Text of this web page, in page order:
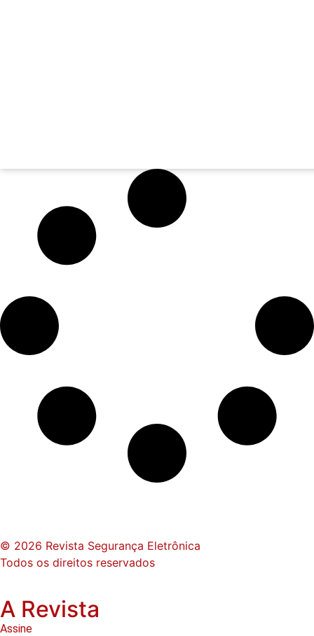
© 2026 Revista Segurança Eletrônica
Todos os direitos reservados
A Revista
Assine